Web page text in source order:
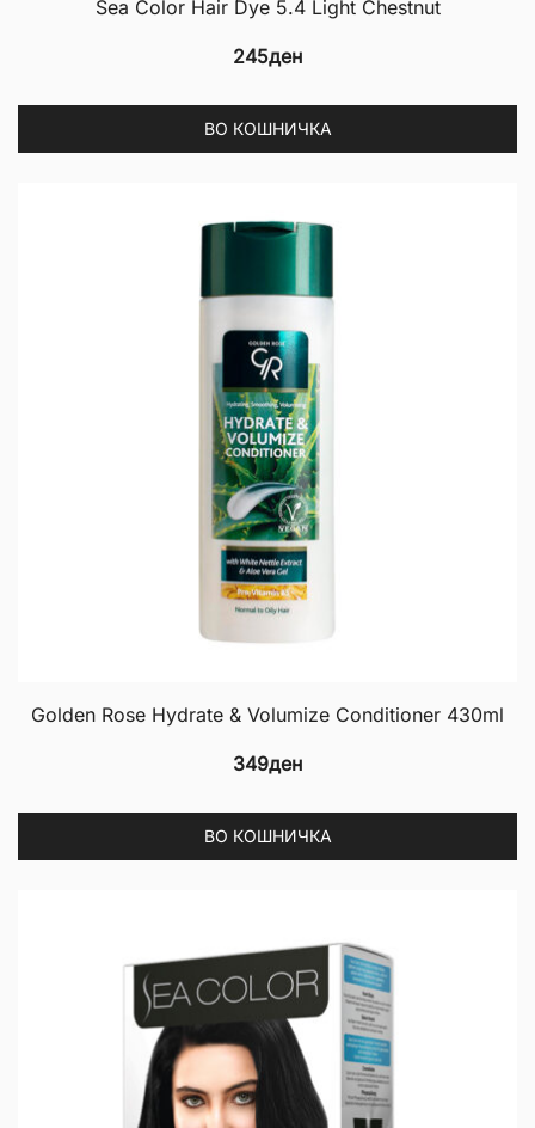
Sea Color Hair Dye 5.4 Light Chestnut
245ден
ВО КОШНИЧКА
Golden Rose Hydrate & Volumize Conditioner 430ml
349ден
ВО КОШНИЧКА